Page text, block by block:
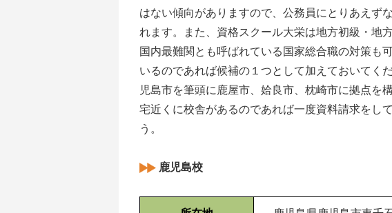
はない傾向がありますので、公務員にとりあえず
れます。また、資格スクール大栄は地方初級・地
国内最難関とも呼ばれている国家総合職の対策も
いるのであれば候補の１つとして加えておいてく
児島市を筆頭に鹿屋市、姶良市、枕崎市に拠点を
宅近くに校舎があるのであれば一度資料請求をし
う。
鹿児島校